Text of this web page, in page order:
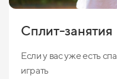
Сплит-занятия
Если у вас уже есть
играть